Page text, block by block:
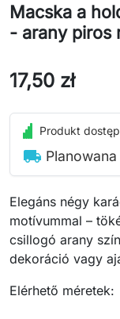
Macska a
- arany piros
17,50 zł
Produkt
local_shipping
Elegáns négy
motívummal –
csillogó arany
dekoráció vagy
Elérhető méretek: